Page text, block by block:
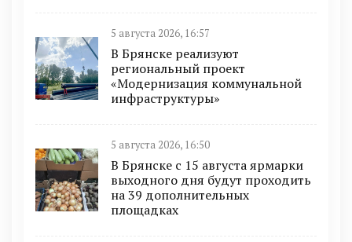
5 августа 2026, 16:57
В Брянске реализуют
региональный проект
«Модернизация коммунальной
инфраструктуры»
5 августа 2026, 16:50
В Брянске с 15 августа ярмарки
выходного дня будут проходить
на 39 дополнительных
площадках